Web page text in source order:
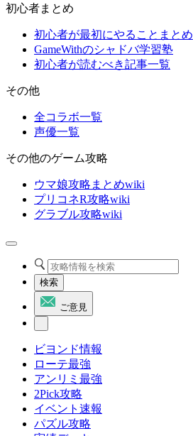
初心者まとめ
初心者が最初にやることまとめ
GameWithのシャドバ学習塾
初心者が読むべき記事一覧
その他
全コラボ一覧
声優一覧
その他のゲーム攻略
ウマ娘攻略まとめwiki
プリコネR攻略wiki
グラブル攻略wiki
検索
ご意見
ビヨンド情報
ローテ最強
アンリミ最強
2Pick攻略
イベント速報
パズル攻略